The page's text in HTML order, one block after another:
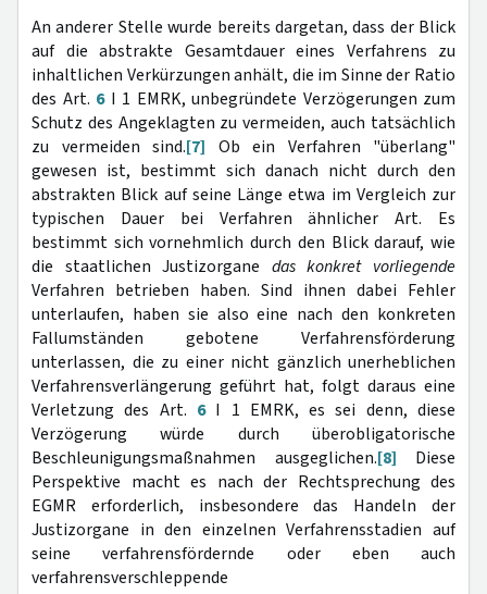
An anderer Stelle wurde bereits dargetan, dass der Blick
auf die abstrakte Gesamtdauer eines Verfahrens zu
inhaltlichen Verkürzungen anhält, die im Sinne der Ratio
des Art. 6I 1 EMRK, unbegründete Verzögerungen zum
Schutz des Angeklagten zu vermeiden, auch tatsächlich
zu vermeiden sind.[7] Ob ein Verfahren "überlang"
gewesen ist, bestimmt sich danach nicht durch den
abstrakten Blick auf seine Länge etwa im Vergleich zur
typischen Dauer bei Verfahren ähnlicher Art. Es
bestimmt sich vornehmlich durch den Blick darauf, wie
die staatlichen Justizorgane das konkret vorliegende
Verfahren betrieben haben. Sind ihnen dabei Fehler
unterlaufen, haben sie also eine nach den konkreten
Fallumständen gebotene Verfahrensförderung
unterlassen, die zu einer nicht gänzlich unerheblichen
Verfahrensverlängerung geführt hat, folgt daraus eine
Verletzung des Art. 6I 1 EMRK, es sei denn, diese
Verzögerung würde durch überobligatorische
Beschleunigungsmaßnahmen ausgeglichen.[8] Diese
Perspektive macht es nach der Rechtsprechung des
EGMR erforderlich, insbesondere das Handeln der
Justizorgane in den einzelnen Verfahrensstadien auf
seine verfahrensfördernde oder eben auch
verfahrensverschleppende